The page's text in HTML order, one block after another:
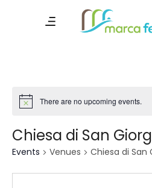
There are no upcoming events.
Chiesa di San
Events Venues Chiesa di San